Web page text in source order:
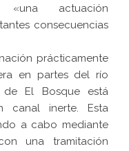
actuación
consecuencias
prácticamente
en partes del río
El Bosque está
canal inerte. Esta
a cabo mediante
una tramitación